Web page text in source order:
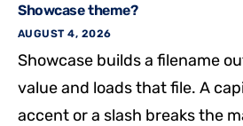
Showcase theme?
AUGUST 4, 2026
Showcase builds a filename
value and loads that file. A
accent or a slash breaks the